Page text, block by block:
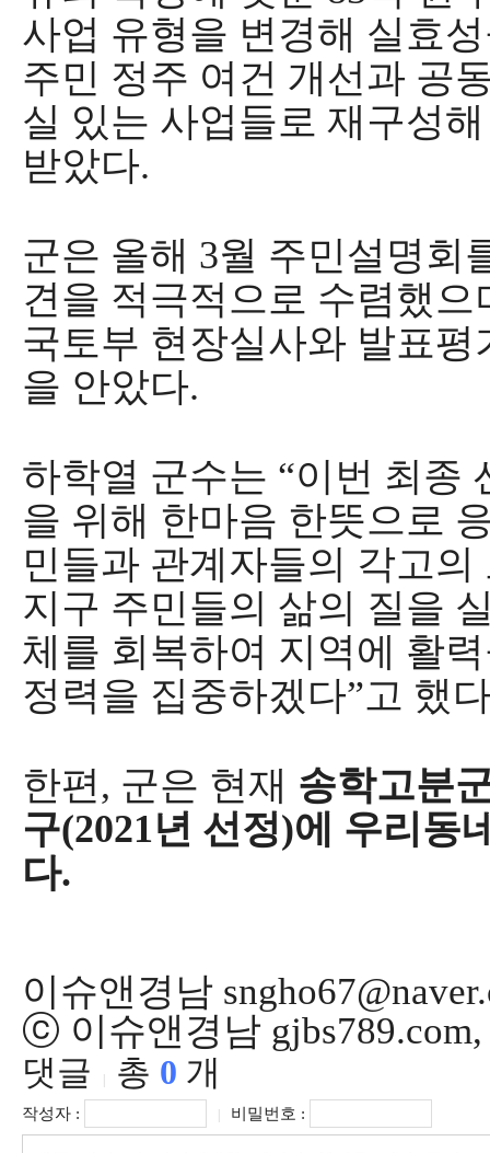
사업 유형을 변경해 실효
주민 정주 여건 개선과 공
실 있는 사업들로 재구성
받았다.
군은 올해 3월 주민설명회
견을 적극적으로 수렴했으
국토부 현장실사와 발표
을 안았다.
하학열 군수는 “이번 최종
을 위해 한마음 한뜻으로
민들과 관계자들의 각고의
지구 주민들의 삶의 질을
체를 회복하여 지역에 활
정력을 집중하겠다”고 했
한편, 군은 현재 송학고분
구(2021년 선정)에 우리동
다.
이슈앤경남
ⓒ 이슈앤경남
댓글 총 0 개
작성자 : 비밀번호 :